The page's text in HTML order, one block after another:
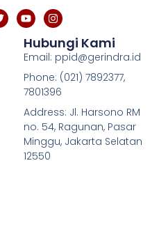
Hubungi Kami
Email: ppid@gerindra.id
Phone: (021) 7892377,
7801396
Address: Jl. Harsono RM
no. 54, Ragunan, Pasar
Minggu, Jakarta Selatan
12550